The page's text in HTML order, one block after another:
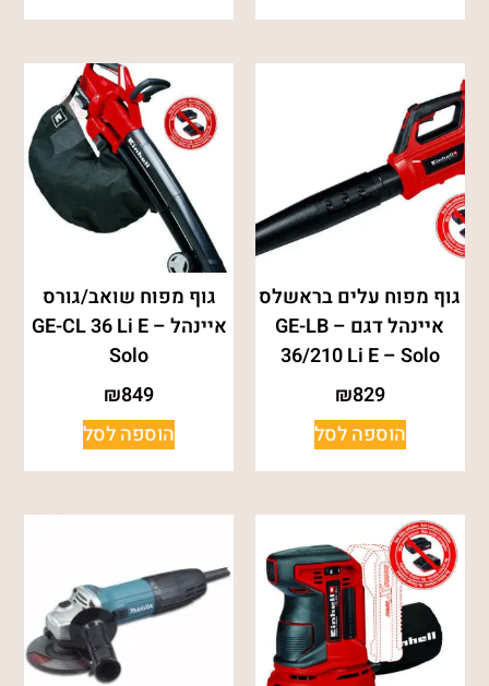
גוף מפוח עלים בראשלס
איינהל דגם – GE-LB
36/210 Li E – Solo
₪829
הוספה לסל
גוף מפוח שואב/גורס
איינהל – GE-CL 36 Li E
Solo
₪849
הוספה לסל